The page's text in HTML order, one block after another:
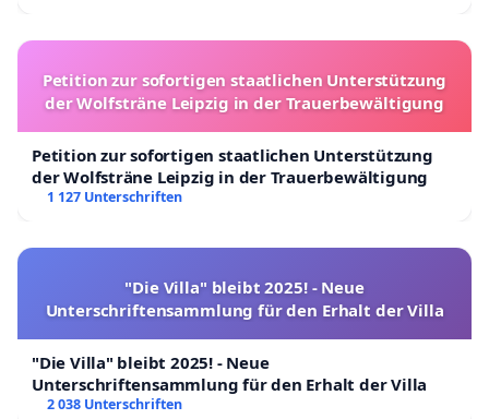
Petition zur sofortigen staatlichen Unterstützung
der Wolfsträne Leipzig in der Trauerbewältigung
Petition zur sofortigen staatlichen Unterstützung
der Wolfsträne Leipzig in der Trauerbewältigung
1 127 Unterschriften
"Die Villa" bleibt 2025! - Neue
Unterschriftensammlung für den Erhalt der Villa
"Die Villa" bleibt 2025! - Neue
Unterschriftensammlung für den Erhalt der Villa
2 038 Unterschriften